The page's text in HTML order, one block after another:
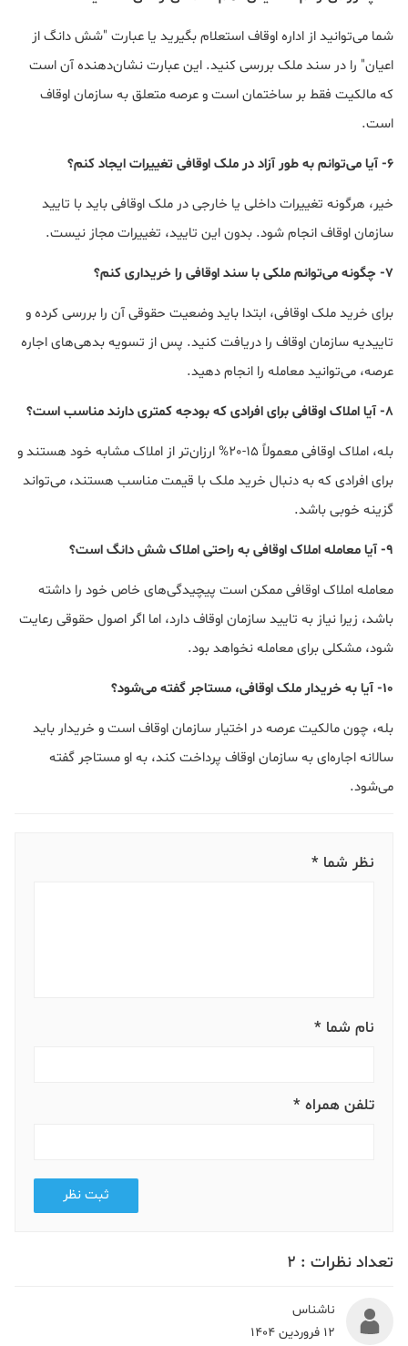
شما می‌توانید از اداره اوقاف استعلام بگیرید یا عبارت "شش دانگ از
اعیان" را در سند ملک بررسی کنید. این عبارت نشان‌دهنده آن است
که مالکیت فقط بر ساختمان است و عرصه متعلق به سازمان اوقاف
است.
6- آیا می‌توانم به طور آزاد در ملک اوقافی تغییرات ایجاد کنم؟
خیر، هرگونه تغییرات داخلی یا خارجی در ملک اوقافی باید با تایید
سازمان اوقاف انجام شود. بدون این تایید، تغییرات مجاز نیست.
7- چگونه می‌توانم ملکی با سند اوقافی را خریداری کنم؟
برای خرید ملک اوقافی، ابتدا باید وضعیت حقوقی آن را بررسی کرده و
تاییدیه سازمان اوقاف را دریافت کنید. پس از تسویه بدهی‌های اجاره
عرصه، می‌توانید معامله را انجام دهید.
8- آیا املاک اوقافی برای افرادی که بودجه کمتری دارند مناسب است؟
بله، املاک اوقافی معمولاً 15-20% ارزان‌تر از املاک مشابه خود هستند و
برای افرادی که به دنبال خرید ملک با قیمت مناسب هستند، می‌تواند
گزینه خوبی باشد.
9- آیا معامله املاک اوقافی به راحتی املاک شش دانگ است؟
معامله املاک اوقافی ممکن است پیچیدگی‌های خاص خود را داشته
باشد، زیرا نیاز به تایید سازمان اوقاف دارد، اما اگر اصول حقوقی رعایت
شود، مشکلی برای معامله نخواهد بود.
10- آیا به خریدار ملک اوقافی، مستاجر گفته می‌شود؟
بله، چون مالکیت عرصه در اختیار سازمان اوقاف است و خریدار باید
سالانه اجاره‌ای به سازمان اوقاف پرداخت کند، به او مستاجر گفته
می‌شود.
نظر شما *
نام شما *
تلفن همراه *
ثبت نظر
تعداد نظرات : 2
ناشناس
12 فروردین 1404